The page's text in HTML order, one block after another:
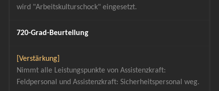
wird "Arbeitskulturschock" eingesetzt.
720-Grad-Beurteilung
[Verstärkung]
Nimmt alle Leistungspunkte von Assistenzkraft:
Feldpersonal und Assistenzkraft: Sicherheitspersonal weg.